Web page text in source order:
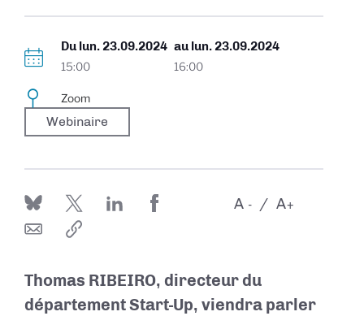
Du lun. 23.09.2024
15:00
au lun. 23.09.2024
16:00
Zoom
Webinaire
-
A +
A
Thomas RIBEIRO, directeur du
département Start-Up, viendra parler